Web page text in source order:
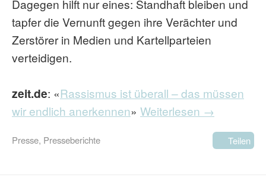
Dagegen hilft nur eines: Standhaft bleiben und
tapfer die Vernunft gegen ihre Verächter und
Zerstörer in Medien und Kartellparteien
verteidigen.
zeit.de: «Rassismus ist überall – das müssen
wir endlich anerkennen» Weiterlesen →
Presse, Presseberichte Teilen